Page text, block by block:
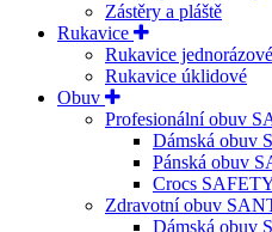
Zástěry a pláště
Rukavice
Rukavice jednorázové
Rukavice úklidové
Obuv
Profesionální obuv
Dámská obuv
Pánská obuv
Crocs
Zdravotní obuv
Dámská obuv